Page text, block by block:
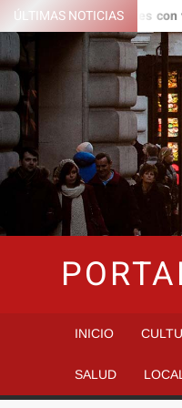
Saltar
al
contenido
ÚLTIMAS NOTICIAS
para migrantes con
INICIO
SALUD LOCAL